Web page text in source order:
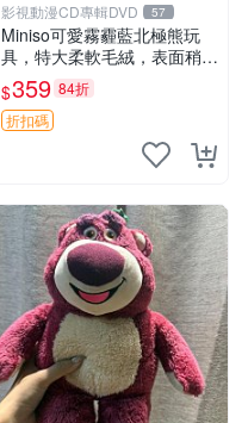
影視動漫CD專輯DVD 57
Miniso可愛霧霾藍北極熊玩
具，特大柔軟毛絨，表面稍有
使用痕跡，適合居家擺放 23
CM 毛絨玩具 北極熊 魯班熊
$359 84折
折扣碼